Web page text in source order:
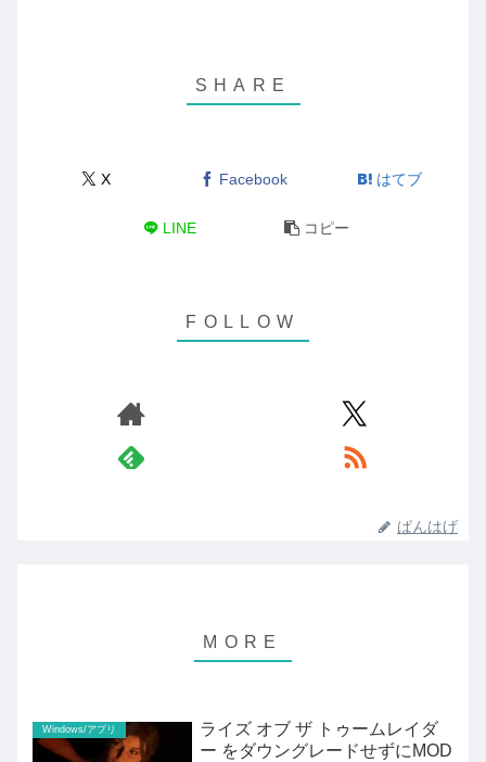
X Facebook はてブ
LINE コピー
ぱんはげ
Windows/アプリ
ライズ オブ ザ トゥームレイダ
ー をダウングレードせずにMOD